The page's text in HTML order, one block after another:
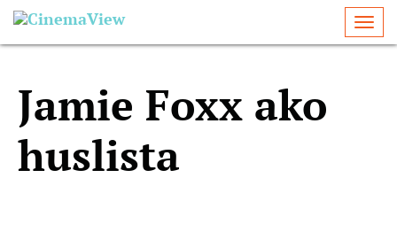
Jamie Foxx ako
huslista